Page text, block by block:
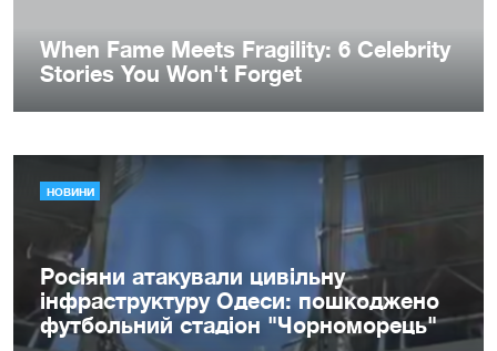
НОВИНИ
Росіяни атакували цивільну
інфраструктуру Одеси: пошкоджено
футбольний стадіон "Чорноморець"